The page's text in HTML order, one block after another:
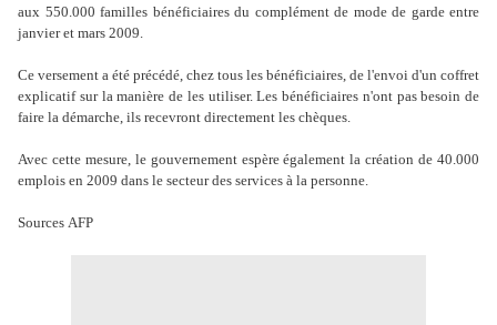
aux 550.000 familles bénéficiaires du complément de mode de garde entre
janvier et mars 2009.
Ce versement a été précédé, chez tous les bénéficiaires, de l'envoi d'un coffret
explicatif sur la manière de les utiliser. Les bénéficiaires n'ont pas besoin de
faire la démarche, ils recevront directement les chèques.
Avec cette mesure, le gouvernement espère également la création de 40.000
emplois en 2009 dans le secteur des services à la personne.
Sources AFP